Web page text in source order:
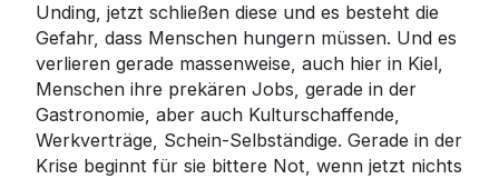
Unding, jetzt schließen diese und es besteht die
Gefahr, dass Menschen hungern müssen. Und es
verlieren gerade massenweise, auch hier in Kiel,
Menschen ihre prekären Jobs, gerade in der
Gastronomie, aber auch Kulturschaffende,
Werkverträge, Schein-Selbständige. Gerade in der
Krise beginnt für sie bittere Not, wenn jetzt nichts